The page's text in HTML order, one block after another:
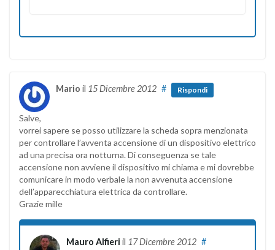
Mario il 15 Dicembre 2012 # Rispondi
Salve,
vorrei sapere se posso utilizzare la scheda sopra menzionata
per controllare l’avventa accensione di un dispositivo elettrico
ad una precisa ora notturna. Di conseguenza se tale
accensione non avviene il dispositivo mi chiama e mi dovrebbe
comunicare in modo verbale la non avvenuta accensione
dell’apparecchiatura elettrica da controllare.
Grazie mille
Mauro Alfieri il 17 Dicembre 2012 #